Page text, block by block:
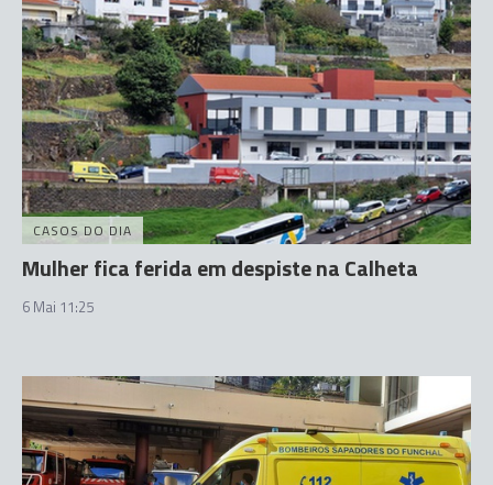
CASOS DO DIA
Mulher fica ferida em despiste na Calheta
6 Mai 11:25